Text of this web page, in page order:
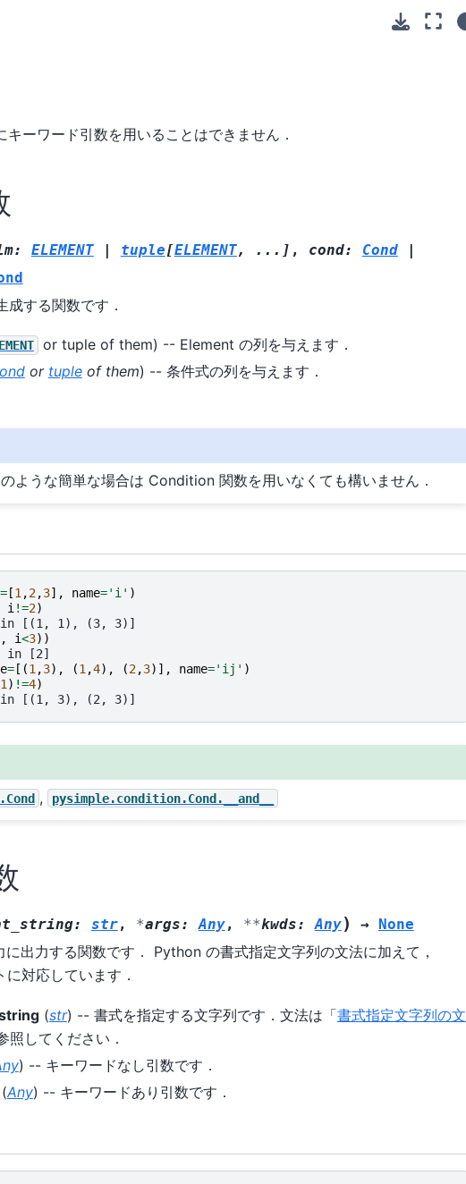
ーワード引数を用いることはできません．
: ELEMENT | tuple[ELEMENT, ... ] , cond: Cond
|
する関数です．
or tuple of them) -- Element の列を与えます．
or tupleof them) -- 条件式の列を与えます．
ような簡単な場合は Condition 関数を用いなくても構いません．
=[1,2,3], name='i' )
i!=2)
[(1, 1), (3, 3)]
, i<3))
[2]
=[(1,3), (1,4), (2,3)], name='ij' )
1) !=4)
[(1, 3), (2, 3)]
, pysimple.condition.Cond.__and__
: str, *args: Any, **kwds: Any) → None
出力する関数です． Python の書式指定文字列の文法に加えて，
対応しています．
(str) -- 書式を指定する文字列です．文法は「書式指定文字列の文
照してください．
) -- キーワードなし引数です．
Any) -- キーワードあり引数です．